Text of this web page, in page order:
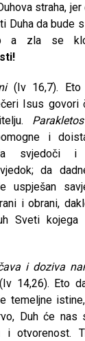
straha,
Duha da bude
a zla se
(Iv 16,7). Eto
Isus govori
Parakletos
i
svjedoči i
da
uspješan
i obrani,
Sveti kojega
i doziva
14,26). Eto
temeljne
Duh će nas
i otvorenost.